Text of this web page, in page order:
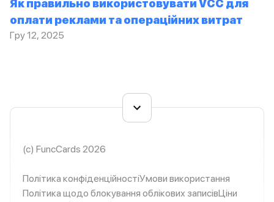
Як правильно використовувати VCC для
оплати реклами та операційних витрат
Гру 12, 2025
(c) FuncCards 2026
Політика конфіденційностіУмови використання
Політика щодо блокування облікових записівЦіни